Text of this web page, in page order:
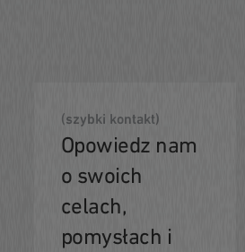
(szybki kontakt)
Opowiedz nam
o swoich
celach,
pomysłach i